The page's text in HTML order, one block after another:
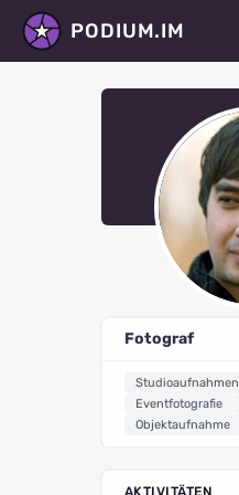
PODIUM.IM
Fotograf
Studioaufnahmen
Eventfotografie
Objektaufnahme
AKTIVITÄTEN